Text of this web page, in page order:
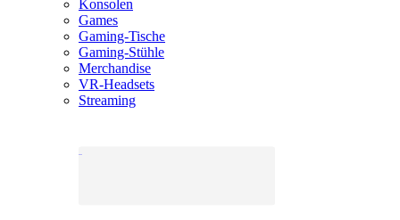
Konsolen
Games
Gaming-Tische
Gaming-Stühle
Merchandise
VR-Headsets
Streaming